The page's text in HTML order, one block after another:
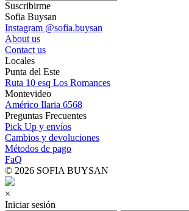
Suscribirme
Sofia Buysan
Instagram @sofia.buysan
About us
Contact us
Locales
Punta del Este
Ruta 10 esq Los Romances
Montevideo
Américo Ilaria 6568
Preguntas Frecuentes
Pick Up y envíos
Cambios y devoluciones
Métodos de pago
FaQ
© 2026 SOFIA BUYSAN
×
Iniciar sesión